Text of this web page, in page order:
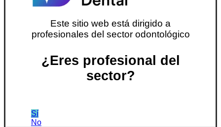
Este sitio web está dirigido a
profesionales del sector odontológico
¿Eres profesional del
sector?
Sí
No